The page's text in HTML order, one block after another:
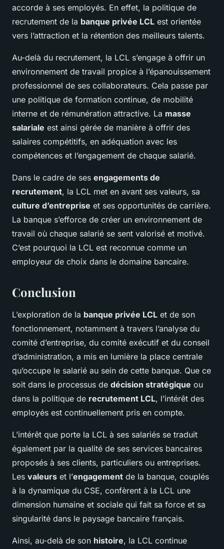
accorde à ses employés. En effet, la politique de
recrutement de la banque privée LCL est orientée
vers l’attraction et la rétention des meilleurs talents.
Au-delà du recrutement, la LCL s’engage à offrir un
environnement de travail propice à l’épanouissement
professionnel de ses collaborateurs. Cela passe par
une politique de formation continue, de mobilité
interne et de rémunération attractive. La masse
salariale est ainsi gérée de manière à offrir des
salaires compétitifs, en adéquation avec les
compétences et l’engagement de chaque salarié.
Dans le cadre de ses engagements de
recrutement, la LCL met en avant ses valeurs, sa
culture d’entreprise et ses opportunités de carrière.
La banque s’efforce de créer un environnement de
travail où chaque salarié se sent valorisé et motivé.
C’est pourquoi la LCL est reconnue comme un
employeur de choix dans le domaine bancaire.
Conclusion
L’exploration de la banque privée LCL et de son
fonctionnement, notamment à travers l’analyse du
comité d’entreprise, du comité exécutif et du conseil
d’administration, a mis en lumière la place centrale
qu’occupe le salarié au sein de cette banque. Que ce
soit dans le processus de décision stratégique ou
dans la politique de recrutement LCL, l’intérêt des
employés est continuellement pris en compte.
L’intérêt que porte la LCL à ses salariés se traduit
également par la qualité de ses services bancaires
proposés à ses clients, particuliers ou entreprises.
Les valeurs et l’engagement de la banque, couplés
à la dynamique du CSE, confèrent à la LCL une
dimension humaine et sociale qui fait sa force et sa
singularité dans le paysage bancaire français.
Ainsi, au-delà de son histoire, la LCL continue